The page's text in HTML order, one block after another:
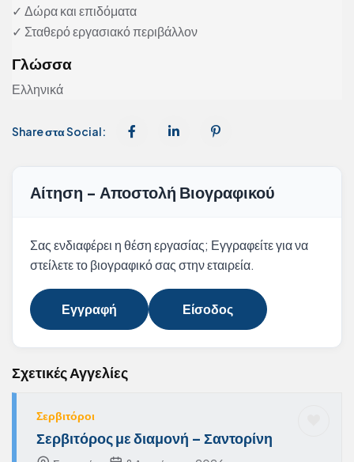
✓ Δώρα και επιδόματα
✓ Σταθερό εργασιακό περιβάλλον
Γλώσσα
Ελληνικά
Share στα Social:
Αίτηση - Αποστολή Βιογραφικού
Σας ενδιαφέρει η θέση εργασίας; Εγγραφείτε για να
στείλετε το βιογραφικό σας στην εταιρεία.
Εγγραφή Είσοδος
Σχετικές Αγγελίες
Σερβιτόροι
Σερβιτόρος με διαμονή – Σαντορίνη